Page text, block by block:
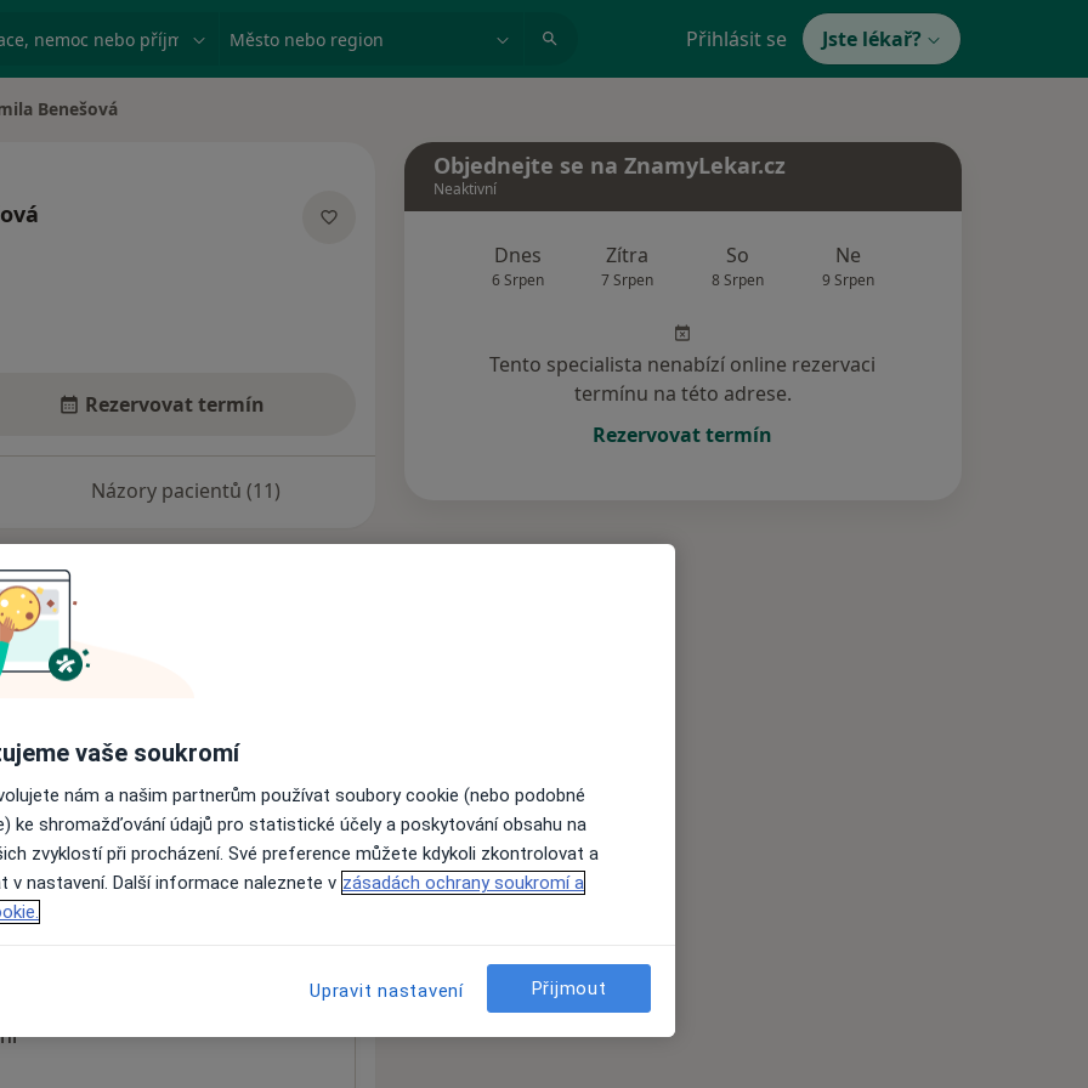
nemoc nebo příjmení Město nebo region Přihlásit se Jste lékař?
Benešová
Rezervovat termín
Názory pacientů (11)
nejsou k dispozici
informace o svých službách.
Objednejte se na ZnamyLekar.cz
Neaktivní
Dnes
6 Srpen
Zítra
7 Srpen
So
8 Srpen
Ne
9 Srpen
Tento specialista nenabízí online rezervaci
termínu na této adrese.
Rezervovat termín
vaše soukromí
nám a našim partnerům používat soubory cookie (nebo podobné
ke shromažďování údajů pro statistické účely a poskytování obsahu na
zvyklostí při procházení. Své preference můžete kdykoli zkontrolovat a
v nastavení. Další informace naleznete v zásadách ochrany soukromí a
Upravit nastavení Přijmout